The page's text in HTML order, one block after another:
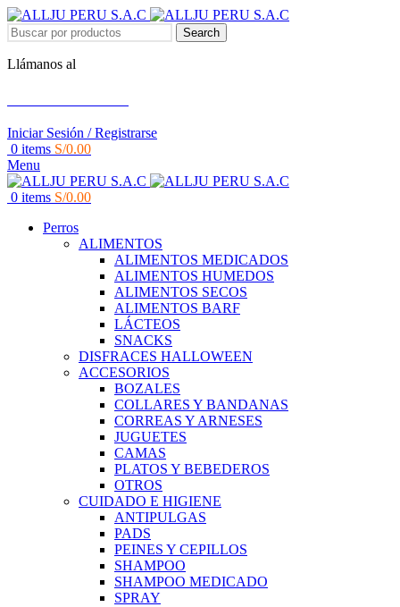
Search
Llámanos al
Iniciar Sesión / Registrarse
0 items S/0.00
Menu
0 items S/0.00
Perros
ALIMENTOS
ALIMENTOS MEDICADOS
ALIMENTOS HUMEDOS
ALIMENTOS SECOS
ALIMENTOS BARF
LÁCTEOS
SNACKS
DISFRACES HALLOWEEN
ACCESORIOS
BOZALES
COLLARES Y BANDANAS
CORREAS Y ARNESES
JUGUETES
CAMAS
PLATOS Y BEBEDEROS
OTROS
CUIDADO E HIGIENE
ANTIPULGAS
PADS
PEINES Y CEPILLOS
SHAMPOO
SHAMPOO MEDICADO
SPRAY